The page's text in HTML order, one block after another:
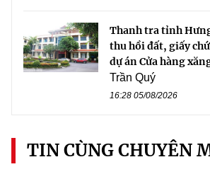
Thanh tra tỉnh
thu hồi đất, giấy
dự án Cửa hàng
Trần Quý
16:28 05/08/2026
TIN CÙNG CHUYÊN